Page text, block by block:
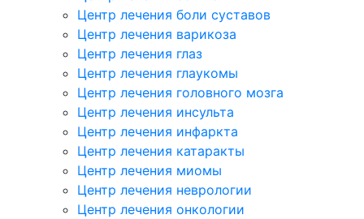
Центр лечения боли суставов
Центр лечения варикоза
Центр лечения глаз
Центр лечения глаукомы
Центр лечения головного мозга
Центр лечения инсульта
Центр лечения инфаркта
Центр лечения катаракты
Центр лечения миомы
Центр лечения неврологии
Центр лечения онкологии